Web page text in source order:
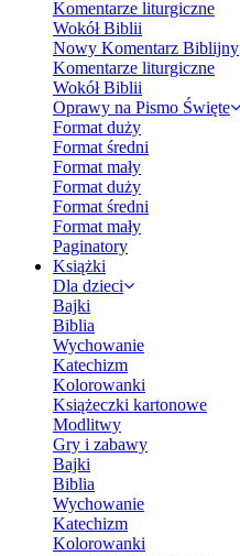
Komentarze liturgiczne
Wokół Biblii
Nowy Komentarz Biblijny
Komentarze liturgiczne
Wokół Biblii
Oprawy na Pismo Święte
Format duży
Format średni
Format mały
Format duży
Format średni
Format mały
Paginatory
Książki
Dla dzieci
Bajki
Biblia
Wychowanie
Katechizm
Kolorowanki
Książeczki kartonowe
Modlitwy
Gry i zabawy
Bajki
Biblia
Wychowanie
Katechizm
Kolorowanki